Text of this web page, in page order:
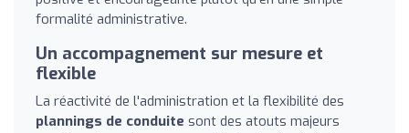
formalité administrative.
Un accompagnement sur mesure et
flexible
La réactivité de l'administration et la flexibilité des
plannings de conduite sont des atouts majeurs